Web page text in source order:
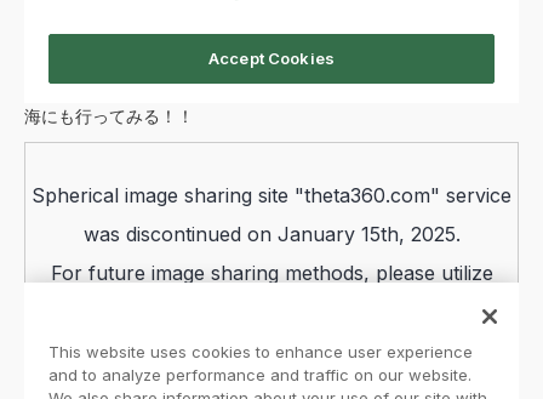
海にも行ってみる！！